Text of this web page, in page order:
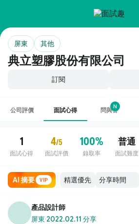
典立塑膠股份有限公司
屏東 其他
訂閱
公司評價 面試心得 問與答
N
1
面試心得
4/5
面試評價
100%
錄取率
普通
面試難度
AI 摘要 VIP
產品設計師
屏東·2022.02.11 分享